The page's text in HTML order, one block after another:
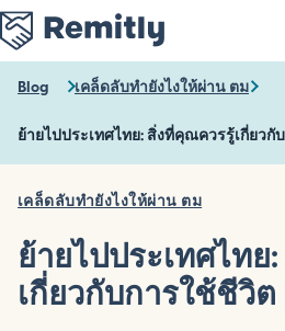
Skip
to
main
content
Blog เคล็ดลับทำยังไงให้ผ่าน ตม
ย้ายไปประเทศไทย: สิ่งที่คุณควรรู้เกี่ยวกั
เคล็ดลับทำยังไงให้ผ่าน ตม
ย้ายไปประเทศไท
เกี่ยวกับการใช้ชีวิต